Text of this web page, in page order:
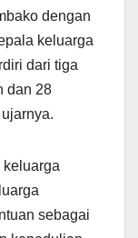
dengan
keluarga
dari tiga
dan 28
keluarga
sebagai